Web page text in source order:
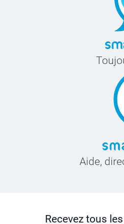
Aide,
Recevez tous